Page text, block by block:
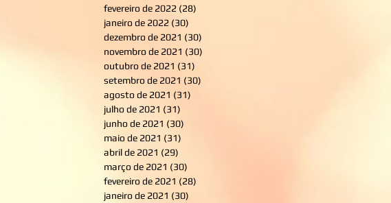
fevereiro de 2022 (28)
janeiro de 2022 (30)
dezembro de 2021 (30)
novembro de 2021 (30)
outubro de 2021 (31)
setembro de 2021 (30)
agosto de 2021 (31)
julho de 2021 (31)
junho de 2021 (30)
maio de 2021 (31)
abril de 2021 (29)
março de 2021 (30)
fevereiro de 2021 (28)
janeiro de 2021 (30)